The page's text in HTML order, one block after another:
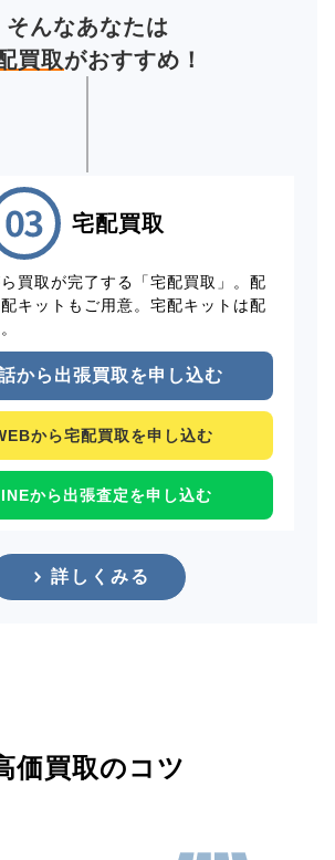
そんなあなたは
買取がおすすめ！
宅配買取
買取が完了する「宅配買取」。配
キットもご用意。宅配キットは配
から出張買取を申し込む
から宅配買取を申し込む
から出張査定を申し込む
詳しくみる
価買取のコツ